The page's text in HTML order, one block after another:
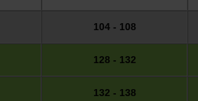
104 - 108
128 - 132
132 - 138